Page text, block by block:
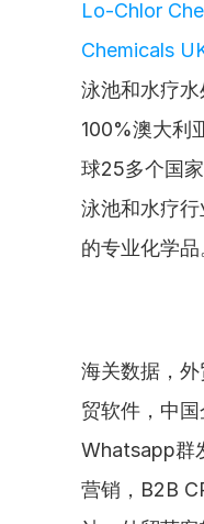
Lo-Chlor
Chemicals
泳池和水疗水
100%澳大利
球25多个国
泳池和水疗
的专业化学品
海关数据，
贸软件，中国
Whatsapp群
营销，B2B